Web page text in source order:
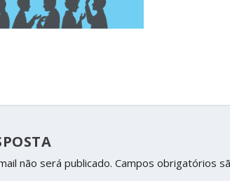
não será publicado. Campos obrigatórios